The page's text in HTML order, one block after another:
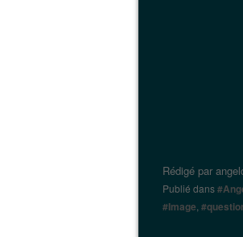
Rédigé par
Publié dans
#Image